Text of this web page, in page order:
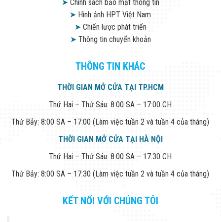
➤Chính sách bảo mật thông tin
➤ Hình ảnh HPT Việt Nam
➤Chiến lược phát triển
➤Thông tin chuyển khoản
THÔNG TIN KHÁC
THỜI GIAN MỞ CỬA TẠI TP.HCM
Thứ Hai – Thứ Sáu: 8:00 SA – 17:00 CH
Thứ Bảy: 8:00 SA – 17:00 (Làm việc tuần 2 và tuần 4 của tháng)
THỜI GIAN MỞ CỬA TẠI HÀ NỘI
Thứ Hai – Thứ Sáu: 8:00 SA – 17:30 CH
Thứ Bảy: 8:00 SA – 17:30 (Làm việc tuần 2 và tuần 4 của tháng)
KẾT NỐI VỚI CHÚNG TÔI